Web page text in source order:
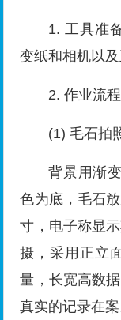
1. 工具准
变纸和相机以及
2. 作业流
(1) 毛石拍
背景用渐
色为底，毛石
寸，电子称显
摄，采用正立
量，长宽高数
真实的记录在案